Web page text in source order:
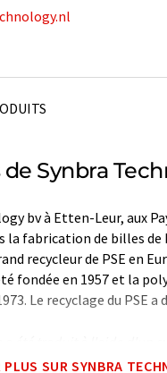
Synbra
bv à Etten-Leur, aux
la fabrication de billes de
recycleur de PSE en
fondée en 1957 et la
Le recyclage du PSE a
intervention humaine.
PLUS SUR SYNBRA